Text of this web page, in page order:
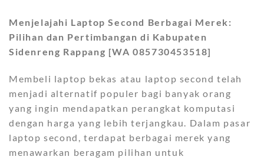
Menjelajahi Laptop Second Berbagai Merek:
Pilihan dan Pertimbangan di Kabupaten
Sidenreng Rappang [WA 085730453518]
Membeli laptop bekas atau laptop second telah
menjadi alternatif populer bagi banyak orang
yang ingin mendapatkan perangkat komputasi
dengan harga yang lebih terjangkau. Dalam pasar
laptop second, terdapat berbagai merek yang
menawarkan beragam pilihan untuk